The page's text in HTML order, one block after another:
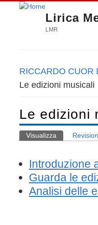
Lirica
LMR
Tu sei qui
RICCARDO CUOR
Le edizioni musicali
Le edizioni
Schede primarie
Visualizza (scheda
Introduzione
Guarda le
Analisi delle